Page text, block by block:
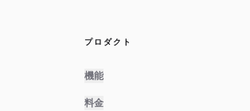
プロダクト
機能
料金